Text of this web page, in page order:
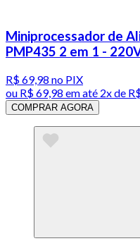
Miniprocessador de
PMP435 2 em 1 -
R$ 69,98 no PIX
ou R$ 69,98 em até 2x de
COMPRAR AGORA